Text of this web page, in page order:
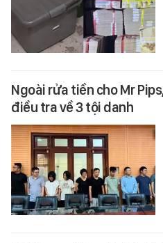
Ngoài rửa tiền cho Mr
điều tra về 3 tội danh